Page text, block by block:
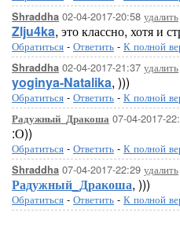
Shraddha 02-04-2017-20:58 удалить
Zlju4ka, это классно, хотя и
Обратиться - Ответить - К полной
Shraddha 02-04-2017-21:37 удалить
yoginya-Natalika, )))
Обратиться - Ответить - К полной
Радужный_Дракоша 07-04-2017-
:О))
Обратиться - Ответить - К полной
Shraddha 07-04-2017-22:29 удалить
Радужный_Дракоша, )))
Обратиться - Ответить - К полной